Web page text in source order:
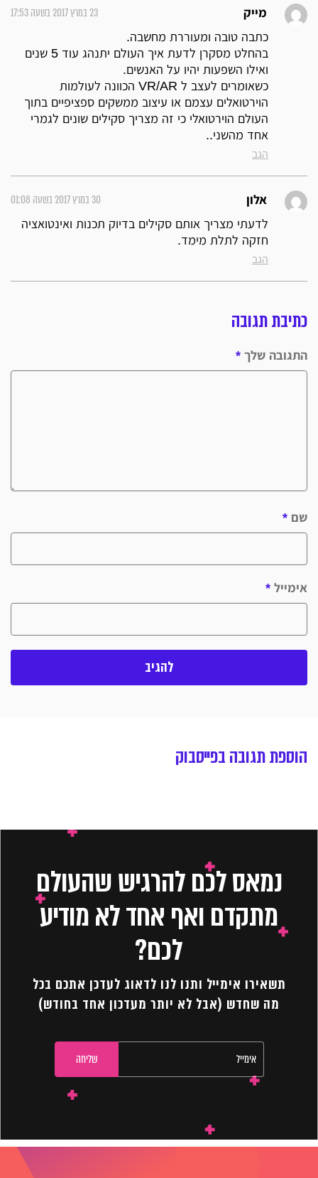
מייק 23 במרץ 2017 בשעה 17:53
כתבה טובה ומעוררת מחשבה.
בהחלט מסקרן לדעת איך העולם יתנהג עוד 5 שנים
ואילו השפעות יהיו על האנשים.
כשאומרים לעצב ל VR/AR הכוונה לעולמות
הוירטואלים עצמם או עיצוב ממשקים ספציפיים בתוך
העולם הוירטואלי כי זה מצריך סקילים שונים לגמרי
אחד מהשני..
הגב
אלון 30 במרץ 2017 בשעה 01:08
לדעתי מצריך אותם סקילים בדיוק תכנות ואינטואציה
חזקה לתלת מימד.
הגב
כתיבת תגובה
התגובה שלך *
שם *
אימייל *
הוספת תגובה בפייסבוק
נמאס לכם להרגיש שהעולם
מתקדם ואף אחד לא מודיע
לכם?
תשאירו אימייל ותנו לנו לדאוג לעדכן אתכם בכל
מה שחדש (אבל לא יותר מעדכון אחד בחודש)